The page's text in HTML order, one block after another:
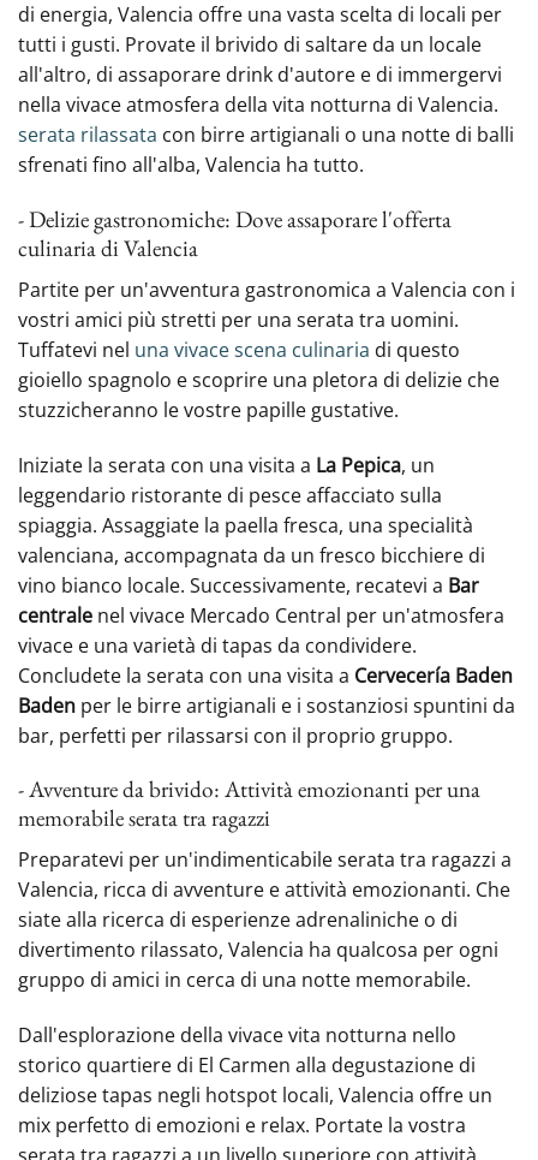
di energia, Valencia offre una vasta scelta di locali per
tutti i gusti. Provate il brivido di saltare da un locale
all'altro, di assaporare drink d'autore e di immergervi
nella vivace atmosfera della vita notturna di Valencia.
serata rilassata con birre artigianali o una notte di balli
sfrenati fino all'alba, Valencia ha tutto.
- Delizie gastronomiche: Dove assaporare l'offerta
culinaria di Valencia
Partite per un'avventura gastronomica a Valencia con i
vostri amici più stretti per una serata tra uomini.
Tuffatevi nel una vivace scena culinaria di questo
gioiello spagnolo e scoprire una pletora di delizie che
stuzzicheranno le vostre papille gustative.
Iniziate la serata con una visita a La Pepica, un
leggendario ristorante di pesce affacciato sulla
spiaggia. Assaggiate la paella fresca, una specialità
valenciana, accompagnata da un fresco bicchiere di
vino bianco locale. Successivamente, recatevi a‍ Bar
centrale nel vivace Mercado Central per un'atmosfera
vivace e una varietà di ‍tapas da condividere.
Concludete la serata con una visita a Cervecería Baden
Baden per le birre artigianali e i sostanziosi spuntini da
bar, perfetti per rilassarsi con il proprio gruppo.
- Avventure da brivido: Attività emozionanti per una
memorabile serata tra ragazzi
Preparatevi per un'indimenticabile serata tra ragazzi a
Valencia, ricca di avventure e attività emozionanti. Che
siate alla ricerca di esperienze adrenaliniche o di
divertimento rilassato, Valencia ha qualcosa per ogni
gruppo di amici in cerca di una notte memorabile.
Dall'esplorazione della vivace vita notturna nello
storico quartiere di El Carmen alla degustazione di
deliziose tapas negli hotspot locali, Valencia offre un
mix perfetto di emozioni e relax. Portate la vostra